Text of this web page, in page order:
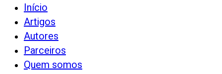
Início
Artigos
Autores
Parceiros
Quem somos